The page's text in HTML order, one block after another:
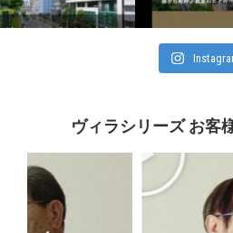
ヴィラシリーズ お客